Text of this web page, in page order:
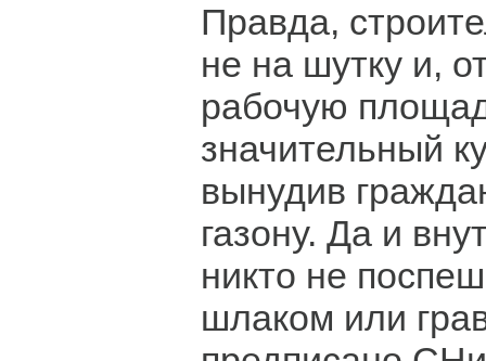
Правда,
не на шутку и,
рабочую
значительный
вынудив
газону. Да и
никто не
шлаком или